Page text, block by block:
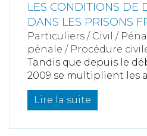
LES CONDITIONS DE
DANS LES PRISONS
Particuliers / Civil / Pénal
pénale / Procédure
Tandis que depuis le
2009 se multiplient les
Lire la suite